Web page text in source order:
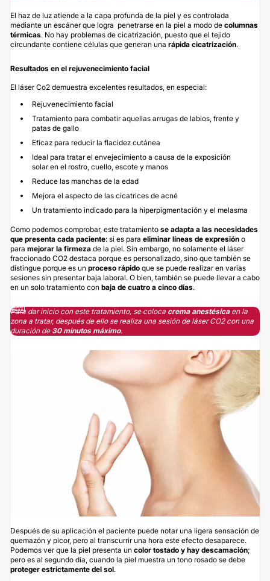
El haz de luz atiende a la capa profunda de la piel y es controlada
mediante un escáner que logra penetrarse en la piel a modo de columnas
térmicas. No hay problemas de cicatrización, puesto que el tejido
circundante contiene células que generan una rápida cicatrización.
Resultados en el rejuvenecimiento facial
El láser Co2 demuestra excelentes resultados, en especial:
Rejuvenecimiento facial
Tratamiento para combatir aquellas arrugas de labios, frente y
patas de gallo
Eficaz para reducir la flacidez cutánea
Ideal para tratar el envejecimiento a causa de la exposición
solar en el rostro, cuello, escote y manos
Reduce las manchas de la edad
Mejora el aspecto de las cicatrices de acné
Un tratamiento indicado para la hiperpigmentación y el melasma
Como podemos comprobar, este tratamiento se adapta a las necesidades
que presenta cada paciente: si es para eliminar líneas de expresión o
para mejorar la firmeza de la piel. Sin embargo, no solamente el láser
fraccionado CO2 destaca porque es personalizado, sino que también se
distingue porque es un proceso rápido que se puede realizar en varias
sesiones sin presentar baja laboral. O bien, también se puede llevar a cabo
en un solo tratamiento con baja de cuatro a cinco días.
Para dar inicio con este tratamiento, se coloca crema anestésica en la
zona a tratar, después de ello se realiza una sesión de láser CO2 con una
duración de 30 minutos máximo.
Después de su aplicación el paciente puede notar una ligera sensación de
quemazón y picor, pero al transcurrir una hora este efecto desaparece.
Podemos ver que la piel presenta un color tostado y hay descamación;
pero es al segundo día, cuando la piel muestra un tono rosado se debe
proteger estrictamente del sol.